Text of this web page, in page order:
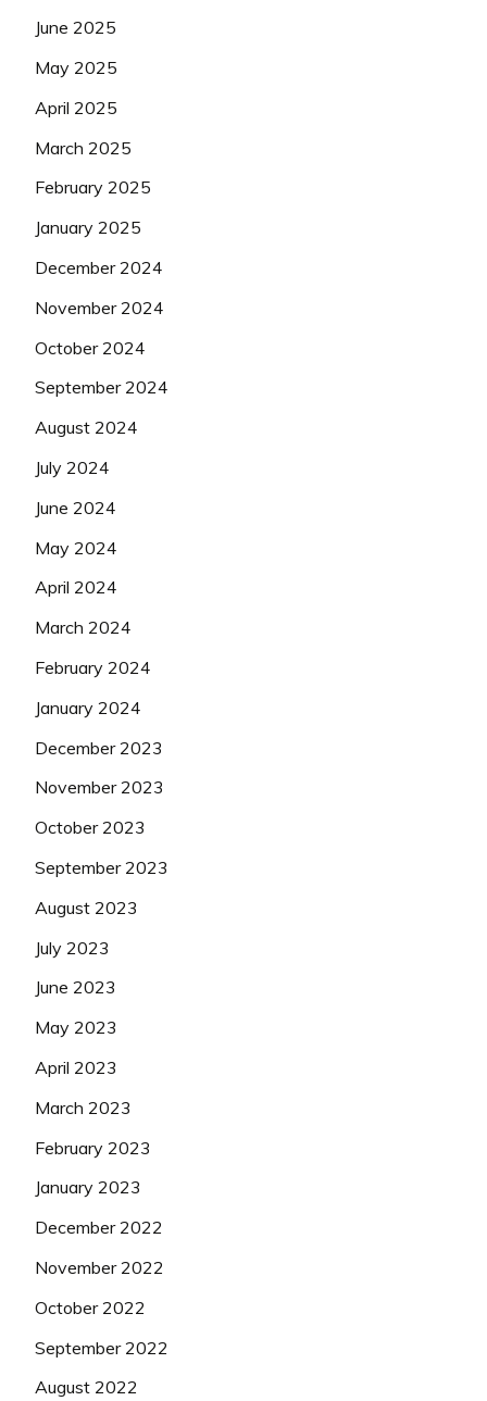
June 2025
May 2025
April 2025
March 2025
February 2025
January 2025
December 2024
November 2024
October 2024
September 2024
August 2024
July 2024
June 2024
May 2024
April 2024
March 2024
February 2024
January 2024
December 2023
November 2023
October 2023
September 2023
August 2023
July 2023
June 2023
May 2023
April 2023
March 2023
February 2023
January 2023
December 2022
November 2022
October 2022
September 2022
August 2022